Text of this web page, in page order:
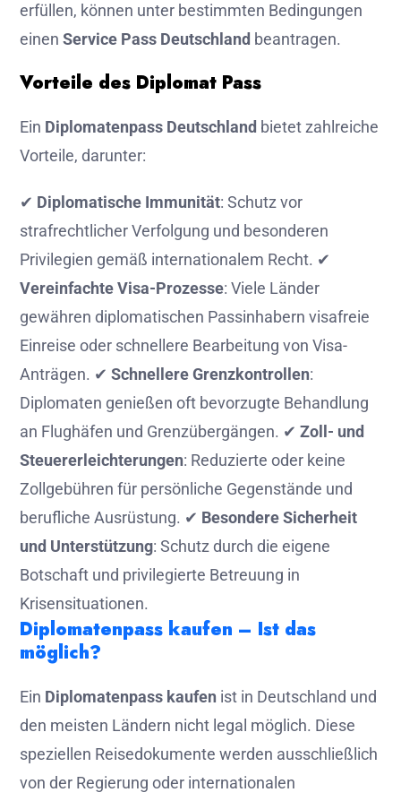
erfüllen, können unter bestimmten Bedingungen
einen Service Pass Deutschland beantragen.
Vorteile des Diplomat Pass
Ein Diplomatenpass Deutschland bietet zahlreiche
Vorteile, darunter:
✔ Diplomatische Immunität: Schutz vor
strafrechtlicher Verfolgung und besonderen
Privilegien gemäß internationalem Recht. ✔
Vereinfachte Visa-Prozesse: Viele Länder
gewähren diplomatischen Passinhabern visafreie
Einreise oder schnellere Bearbeitung von Visa-
Anträgen. ✔ Schnellere Grenzkontrollen:
Diplomaten genießen oft bevorzugte Behandlung
an Flughäfen und Grenzübergängen. ✔ Zoll- und
Steuererleichterungen: Reduzierte oder keine
Zollgebühren für persönliche Gegenstände und
berufliche Ausrüstung. ✔ Besondere Sicherheit
und Unterstützung: Schutz durch die eigene
Botschaft und privilegierte Betreuung in
Krisensituationen.
Diplomatenpass kaufen – Ist das
möglich?
Ein Diplomatenpass kaufen ist in Deutschland und
den meisten Ländern nicht legal möglich. Diese
speziellen Reisedokumente werden ausschließlich
von der Regierung oder internationalen